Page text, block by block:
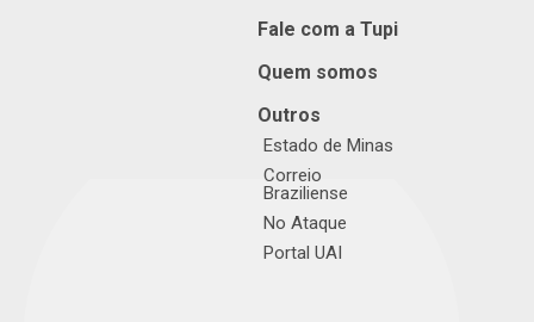
Fale com a Tupi
Quem somos
Outros
Estado de Minas
Correio
Braziliense
No Ataque
Portal UAI